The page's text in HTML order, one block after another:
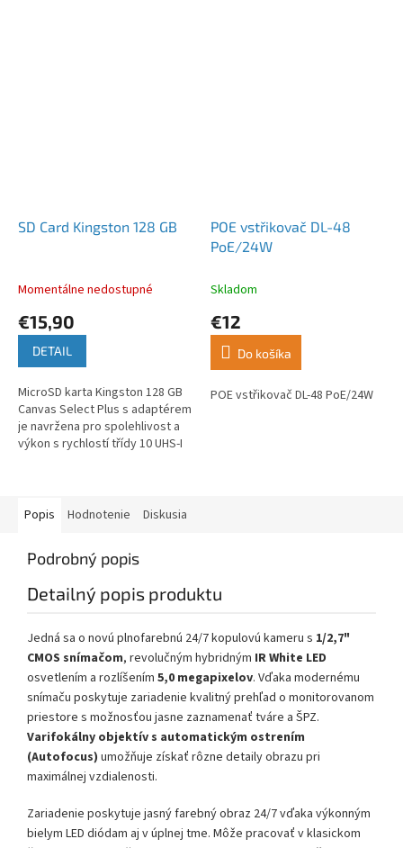
SD Card Kingston 128 GB
Momentálne nedostupné
€15,90
DETAIL
MicroSD karta Kingston 128 GB
Canvas Select Plus s adaptérem
je navržena pro spolehlivost a
výkon s rychlostí třídy 10 UHS-I
POE vstřikovač DL-48
PoE/24W
Skladom
€12
Do košíka
POE vstřikovač DL-48 PoE/24W
Popis Hodnotenie Diskusia
Podrobný popis
Detailný popis produktu
Jedná sa o novú plnofarebnú 24/7 kopulovú kameru s 1/2,7"
CMOS snímačom, revolučným hybridným IR White LED
osvetlením a rozlíšením 5,0 megapixelov. Vďaka modernému
snímaču poskytuje zariadenie kvalitný prehľad o monitorovanom
priestore s možnosťou jasne zaznamenať tváre a ŠPZ.
Varifokálny objektív s automatickým ostrením
(Autofocus) umožňuje získať rôzne detaily obrazu pri
maximálnej vzdialenosti.
Zariadenie poskytuje jasný farebný obraz 24/7 vďaka výkonným
bielym LED diódam aj v úplnej tme. Môže pracovať v klasickom